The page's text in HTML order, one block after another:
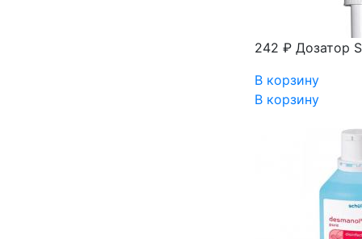
242 ₽ Дозатор
В корзину
В корзину